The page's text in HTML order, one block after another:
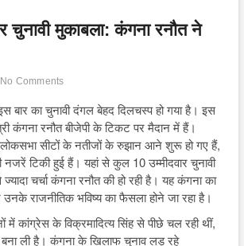
चुनावी मुकाबला: कंगना रनौत ने
Comments
बार का चुनावी दंगल बेहद दिलचस्प हो गया है। इस
कंगना रनौत बीजेपी के टिकट पर मैदान में हैं।
लोकसभा सीटों के नतीजों के रुझान आने शुरू हो गए हैं,
टिकी हुई हैं। यहां से कुल 10 उम्मीदवार चुनावी
चर्चा कंगना रनौत की हो रही है। यह कंगना का
राजनीतिक भविष्य का फैसला होने जा रहा है।
में कांग्रेस के विक्रमादित्य सिंह से पीछे चल रही थीं,
ली है। कंगना के खिलाफ चुनाव लड़ रहे